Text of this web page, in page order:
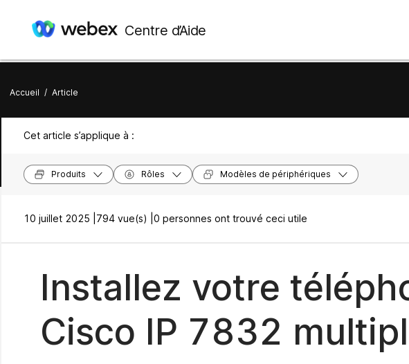
Centre d’Aide
Accueil / Article
Cet article s’applique à :
Produits Rôles Modèles de périphériques
10 juillet 2025 | 794 vue(s) | 0 personnes ont trouvé ceci utile
Installez votre
Cisco IP 7832